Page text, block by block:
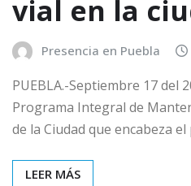
vial en la
Presencia en Puebla
PUEBLA.-Septiembre 17 del
Programa Integral de
de la Ciudad que encabeza
LEER MÁS